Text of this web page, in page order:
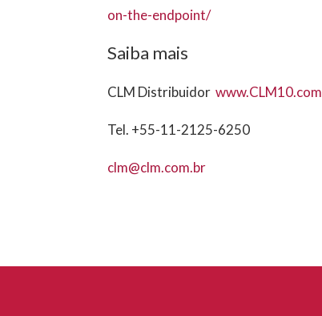
on-the-endpoint/
Saiba mais
CLM Distribuidorwww.CLM10.com
Tel. +55-11-2125-6250
clm@clm.com.br